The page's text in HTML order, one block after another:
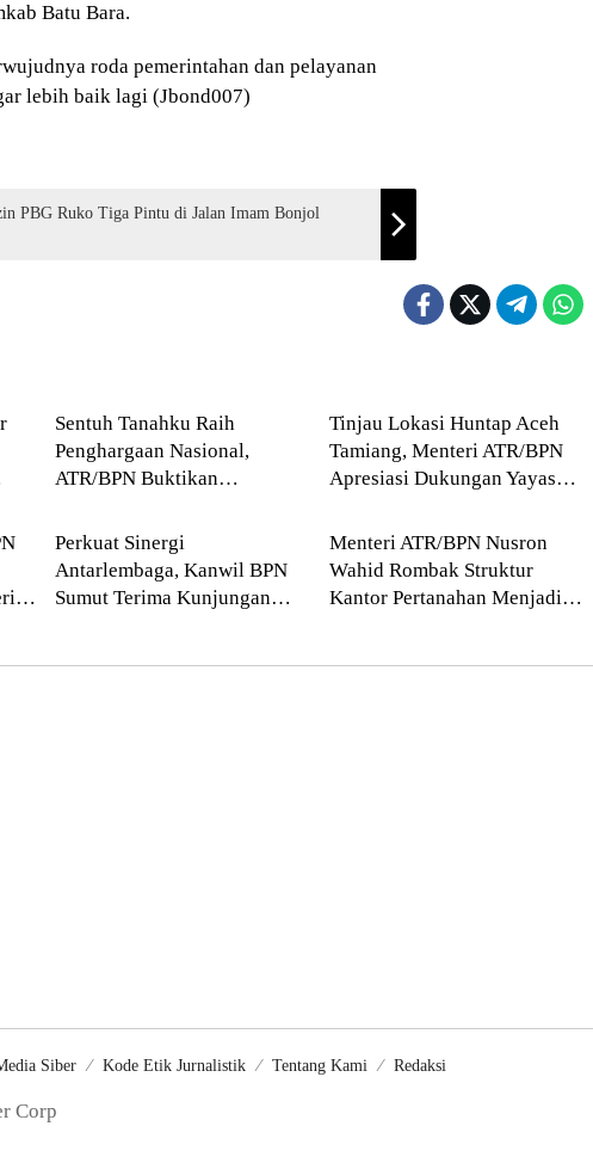
Batu Bara.
roda pemerintahan dan pelayanan
lebih baik lagi (Jbond007)
PBG Ruko Tiga Pintu di Jalan Imam Bonjol
Sentuh Tanahku Raih
Penghargaan Nasional,
ATR/BPN Buktikan
Layanan Pertanahan
Tinjau Lokasi Huntap Aceh
Tamiang, Menteri ATR/BPN
Apresiasi Dukungan Yayasan
Perkuat Sinergi
Antarlembaga, Kanwil BPN
Sumut Terima Kunjungan
Blog
Menteri ATR/BPN Nusron
Wahid Rombak Struktur
Kantor Pertanahan Menjadi
Siber Kode Etik Jurnalistik Tentang Kami Redaksi
Corp